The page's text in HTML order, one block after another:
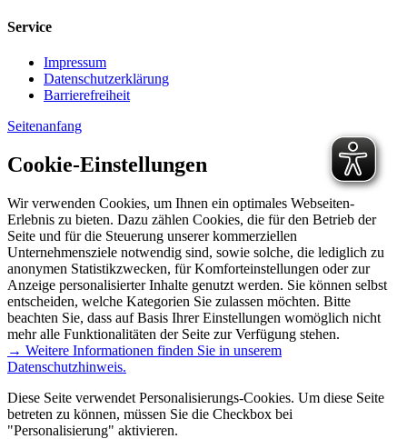
Service
Impressum
Datenschutzerklärung
Barrierefreiheit
Seitenanfang
Cookie-Einstellungen
Wir verwenden Cookies, um Ihnen ein optimales Webseiten-
Erlebnis zu bieten. Dazu zählen Cookies, die für den Betrieb der
Seite und für die Steuerung unserer kommerziellen
Unternehmensziele notwendig sind, sowie solche, die lediglich zu
anonymen Statistikzwecken, für Komforteinstellungen oder zur
Anzeige personalisierter Inhalte genutzt werden. Sie können selbst
entscheiden, welche Kategorien Sie zulassen möchten. Bitte
beachten Sie, dass auf Basis Ihrer Einstellungen womöglich nicht
mehr alle Funktionalitäten der Seite zur Verfügung stehen.
→ Weitere Informationen finden Sie in unserem
Datenschutzhinweis.
Diese Seite verwendet Personalisierungs-Cookies. Um diese Seite
betreten zu können, müssen Sie die Checkbox bei
"Personalisierung" aktivieren.